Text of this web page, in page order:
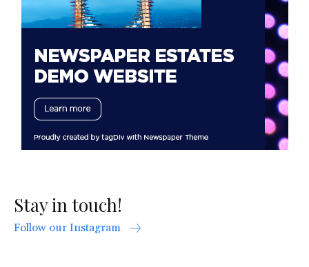
Stay in touch!
Follow our Instagram